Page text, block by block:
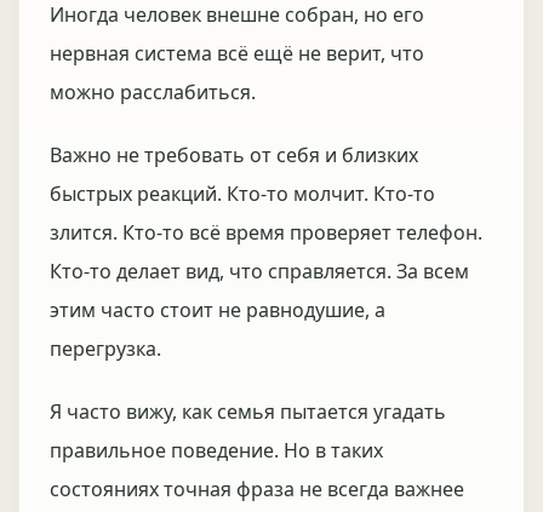
Иногда человек внешне собран, но его
нервная система всё ещё не верит, что
можно расслабиться.
Важно не требовать от себя и близких
быстрых реакций. Кто-то молчит. Кто-то
злится. Кто-то всё время проверяет телефон.
Кто-то делает вид, что справляется. За всем
этим часто стоит не равнодушие, а
перегрузка.
Я часто вижу, как семья пытается угадать
правильное поведение. Но в таких
состояниях точная фраза не всегда важнее